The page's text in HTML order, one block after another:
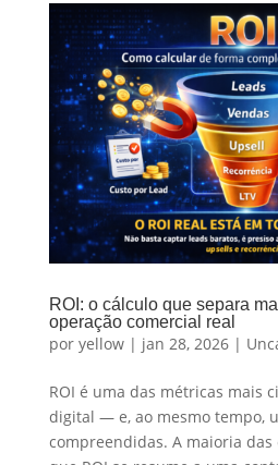
ROI: o cálculo que separa
operação comercial real
por yellow| jan 28, 2026|
ROI é uma das métricas mais
digital — e, ao mesmo tempo,
compreendidas. A maioria